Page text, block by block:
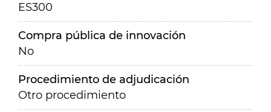
ES300
Compra pública de innovación
No
Procedimiento de adjudicación
Otro procedimiento